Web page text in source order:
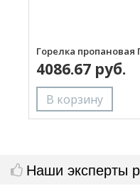
Горелка
4086.67 руб.
Наши эксперты